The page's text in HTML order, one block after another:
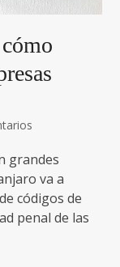
grandes
va a
códigos de
penal de las